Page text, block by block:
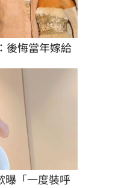
後悔當年嫁給
曝「一度裝呼